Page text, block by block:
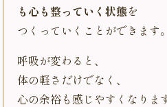
も心も整っていく状態を
つくっていくことができます。
呼吸が変わると、
体の軽さだけでなく、
心の余裕も感じやすくなりま